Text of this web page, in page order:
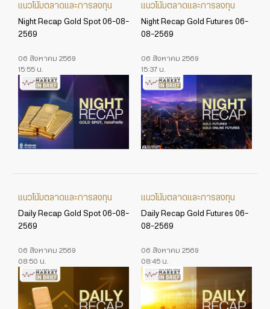
แนวโน้มตลาดและการลงทุน
Night Recap Gold Spot 06-08-
2569
06 สิงหาคม 2569
15:55 น.
แนวโน้มตลาดและการลงทุน
Night Recap Gold Futures 06-
08-2569
06 สิงหาคม 2569
15:37 น.
แนวโน้มตลาดและการลงทุน
Daily Recap Gold Spot 06-08-
2569
06 สิงหาคม 2569
08:50 น.
แนวโน้มตลาดและการลงทุน
Daily Recap Gold Futures 06-
08-2569
06 สิงหาคม 2569
08:45 น.